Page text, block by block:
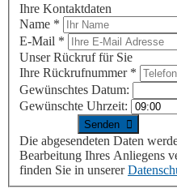
Ihre Kontaktdaten
Name *
E-Mail *
Unser Rückruf für Sie
Ihre Rückrufnummer *
Gewünschtes Datum:
Gewünschte Uhrzeit:
Die abgesendeten Daten
Bearbeitung Ihres Anliegens
finden Sie in unserer